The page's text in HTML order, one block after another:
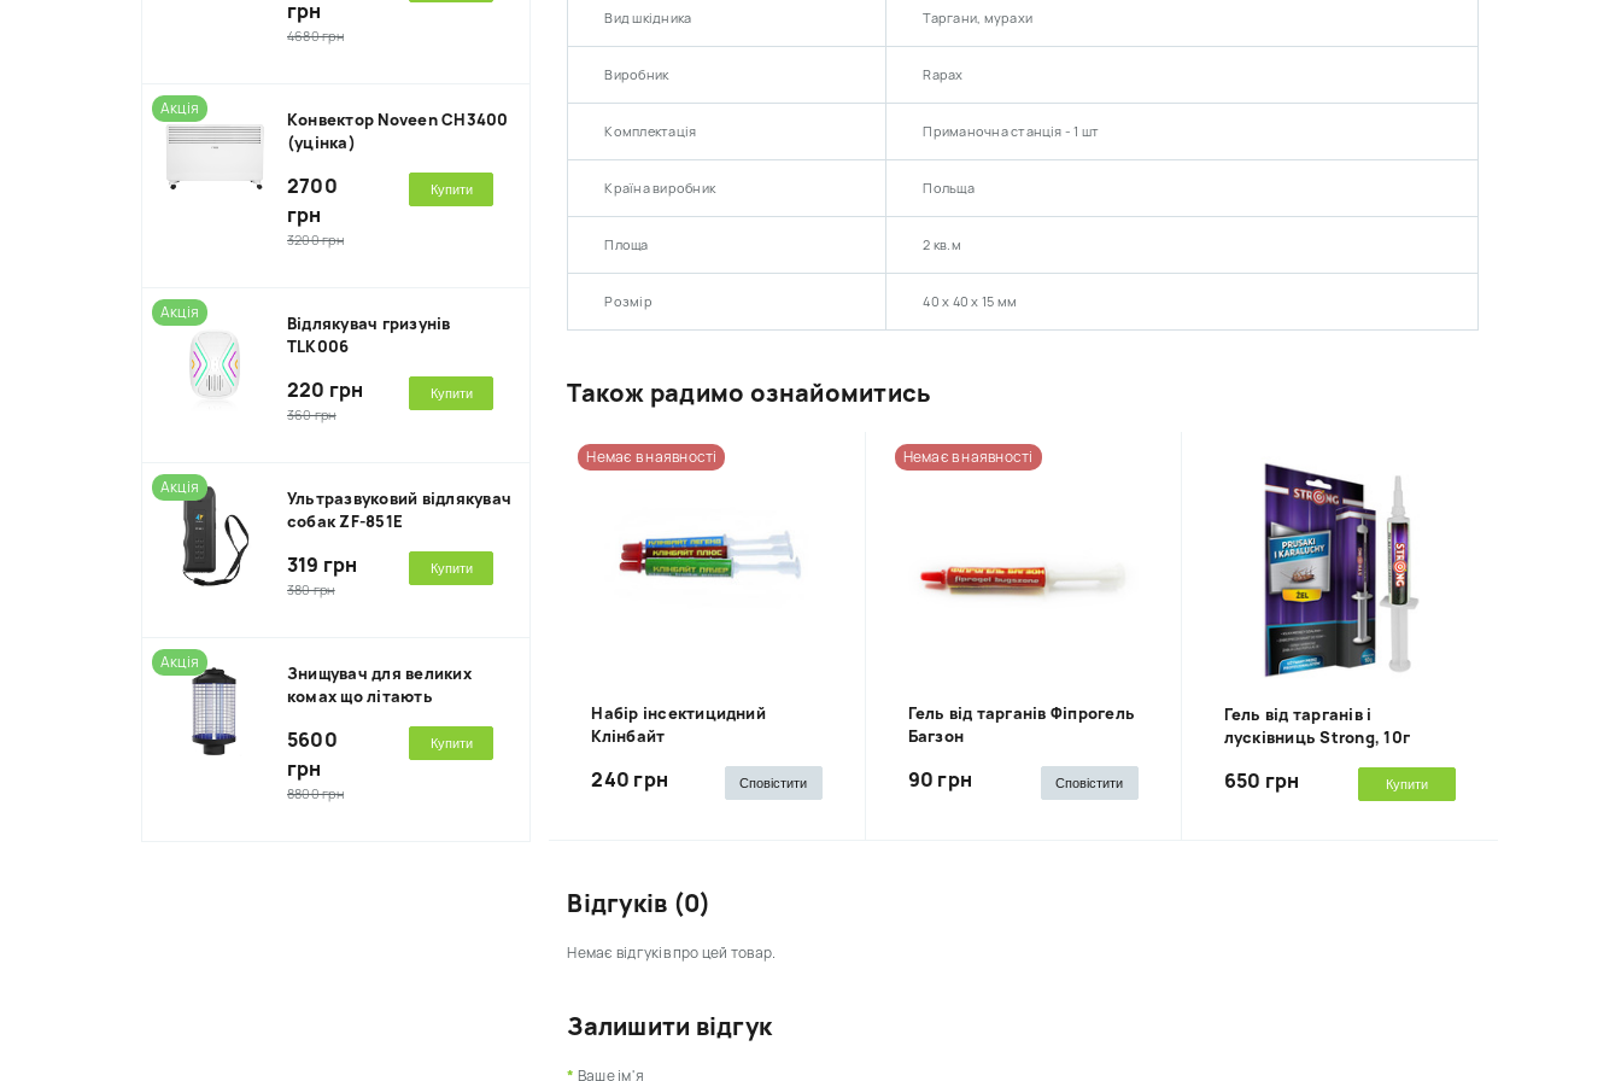
грн
4680 грн
Акція
Kонвектор Noveen CH3400
(уцінка)
2700
грн
3200 грн
Купити
Акція
Відлякувач гризунів
TLK006
220 грн
360 грн
Купити
Акція
Ультразвуковий відлякувач
собак ZF-851E
319 грн
380 грн
Купити
Акція
Знищувач для великих
комах що літають
5600
грн
8800 грн
Купити
Вид шкідника Таргани, мурахи
Виробник Rapax
Комплектація Приманочна станція - 1 шт
Країна виробник Польща
Площа 2 кв.м
Розмір 40 х 40 х 15 мм
Також радимо ознайомитись
Немає в наявності
Набір інсектицидний
Клінбайт
240 грн Сповістити
Немає в наявності
Гель від тарганів Фіпрогель
Багзон
90 грн Сповістити
Гель від тарганів і
лусківниць Strong, 10г
650 грн Купити
Відгуків (0)
Немає відгуків про цей товар.
Залишити відгук
Ваше ім'я